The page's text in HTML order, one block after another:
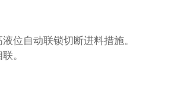
位自动联锁切断进料措施。
。